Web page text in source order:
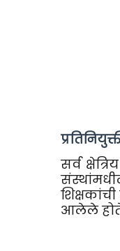
सर्व
आलेले